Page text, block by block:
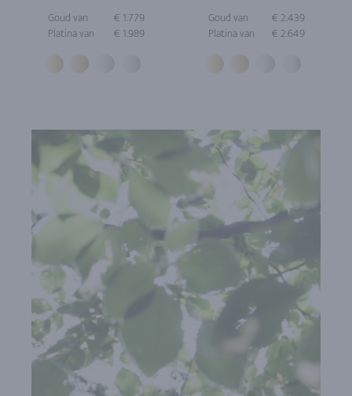
Goud van
€ 1.779
Platina van
€ 1.989
Goud van
€ 2.439
Platina van
€ 2.649